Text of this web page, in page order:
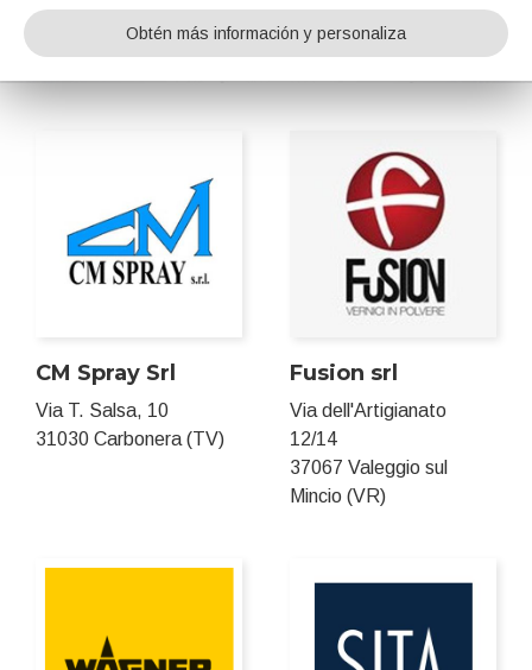
ipcmPedia Buscar por categoria
CM Spray Srl
Via T. Salsa, 10
31030 Carbonera (TV)
Fusion srl
Via dell'Artigianato
12/14
37067 Valeggio sul
Mincio (VR)
Obtén más información y personaliza